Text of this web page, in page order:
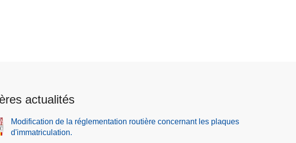
actualités
Modification de la réglementation routière concernant les plaques
d'immatriculation.